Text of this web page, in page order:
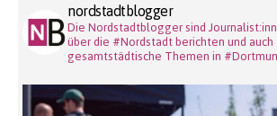
nordstadtblogger
Die Nordstadtblogger sind
über die #Nordstadt berichten und auch
gesamtstädtische Themen in